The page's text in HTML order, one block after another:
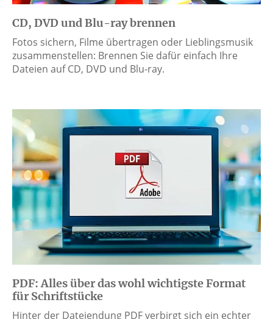
CD, DVD und Blu-ray brennen
Fotos sichern, Filme übertragen oder Lieblingsmusik
zusammenstellen: Brennen Sie dafür einfach Ihre
Dateien auf CD, DVD und Blu-ray.
PDF: Alles über das wohl wichtigste Format
für Schriftstücke
Hinter der Dateiendung PDF verbirgt sich ein echter